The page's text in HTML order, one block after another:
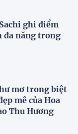
ghi điểm
đa năng trong
mơ trong biệt
mê của Hoa
Thu Hương